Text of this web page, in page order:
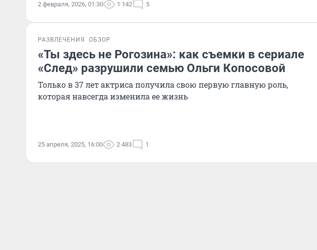
2 февраля, 2026, 01:30 1 142 5
РАЗВЛЕЧЕНИЯ ОБЗОР
«Ты здесь не Рогозина»: как съемки в сериале
«След» разрушили семью Ольги Копосовой
Только в 37 лет актриса получила свою первую главную роль,
которая навсегда изменила ее жизнь
25 апреля, 2025, 16:00 2 483 1